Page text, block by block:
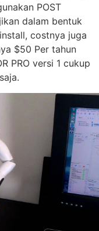
POST
dalam bentuk
costnya juga
$50 Per tahun
PRO versi 1 cukup